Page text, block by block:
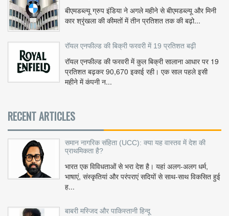
बीएमडब्ल्यू ग्रुप इंडिया ने अगले महीने से बीएमडब्ल्यू और मिनी
कार श्रृंखला की कीमतों में तीन प्रतिशत तक की बढ़ो...
रॉयल एनफील्ड की बिक्री फरवरी में 19 प्रतिशत बढ़ी
रॉयल एनफील्ड की फरवरी में कुल बिक्री सालाना आधार पर 19
प्रतिशत बढ़कर 90,670 इकाई रही। एक साल पहले इसी
महीने में कंपनी न...
RECENT ARTICLES
समान नागरिक संहिता (UCC): क्या यह वास्तव में देश की
प्राथमिकता है?
भारत एक विविधताओं से भरा देश है। यहां अलग-अलग धर्म,
भाषाएं, संस्कृतियां और परंपराएं सदियों से साथ-साथ विकसित हुई
ह...
बाबरी मस्जिद और पाकिस्तानी हिन्दू